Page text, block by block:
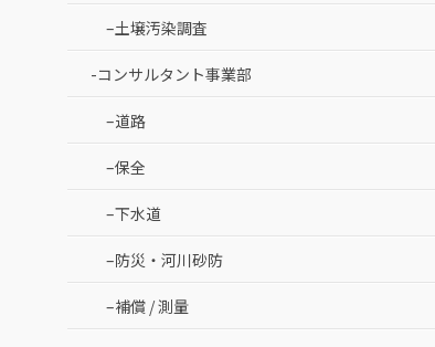
–土壌汚染調査
-コンサルタント事業部
–道路
–保全
–下水道
–防災・河川砂防
–補償 / 測量